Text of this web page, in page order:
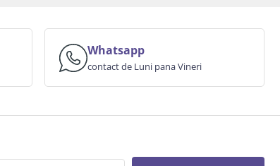
Whatsapp
contact de Luni pana Vineri